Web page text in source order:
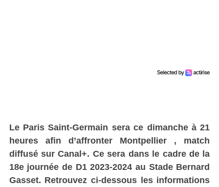
Le Paris Saint-Germain sera ce dimanche à 21
heures afin d’affronter Montpellier , match
diffusé sur Canal+. Ce sera dans le cadre de la
18e journée de D1 2023-2024 au Stade Bernard
Gasset. Retrouvez ci-dessous les informations